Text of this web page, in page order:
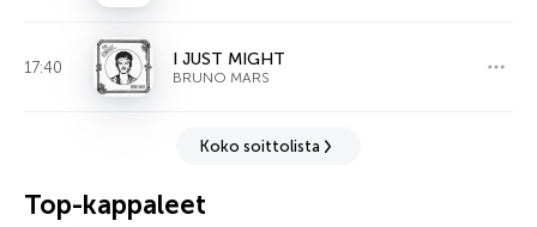
17:40 I JUST MIGHT
BRUNO MARS
Koko soittolista
Top-kappaleet